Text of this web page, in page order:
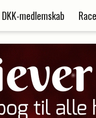
DKK-medlemskab